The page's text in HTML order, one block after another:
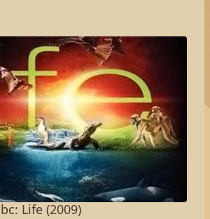
Life (2009)